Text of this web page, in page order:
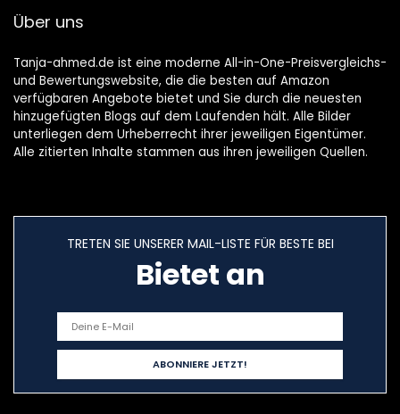
Über uns
Tanja-ahmed.de ist eine moderne All-in-One-Preisvergleichs-
und Bewertungswebsite, die die besten auf Amazon
verfügbaren Angebote bietet und Sie durch die neuesten
hinzugefügten Blogs auf dem Laufenden hält. Alle Bilder
unterliegen dem Urheberrecht ihrer jeweiligen Eigentümer.
Alle zitierten Inhalte stammen aus ihren jeweiligen Quellen.
TRETEN SIE UNSERER MAIL-LISTE FÜR BESTE BEI
Bietet an